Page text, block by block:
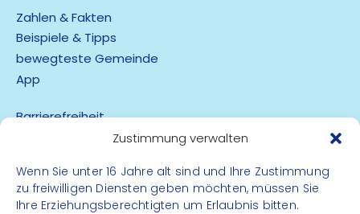
Zustimmung verwalten
Wenn Sie unter 16 Jahre alt sind und Ihre Zustimmung
zu freiwilligen Diensten geben möchten, müssen Sie
Ihre Erziehungsberechtigten um Erlaubnis bitten.
Zahlen & Fakten
Beispiele & Tipps
bewegteste Gemeinde
App
Barrierefreiheit
Kontakt